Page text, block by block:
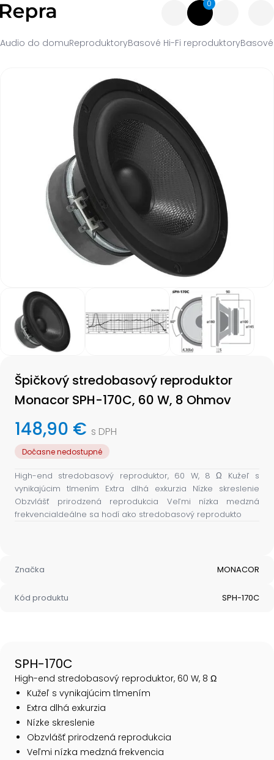
0
Audio do domuReproduktoryBasové Hi-Fi reproduktory
Špičkový stredobasový reproduktor
Monacor SPH-170C, 60 W, 8 Ohmov
148,90 € s DPH
Dočasne nedostupné
High-end stredobasový reproduktor, 60 W, 8 Ω Kužeľ s
vynikajúcim tlmením Extra dlhá exkurzia Nízke skreslenie
Obzvlášť prirodzená reprodukcia Veľmi nízka medzná
frekvenciaIdeálne sa hodí ako stredobasový reprodukto
Značka MONACOR
Kód produktu SPH-170C
SPH-170C
High-end stredobasový reproduktor, 60 W, 8 Ω
Kužeľ s vynikajúcim tlmením
Extra dlhá exkurzia
Nízke skreslenie
Obzvlášť prirodzená reprodukcia
Veľmi nízka medzná frekvencia